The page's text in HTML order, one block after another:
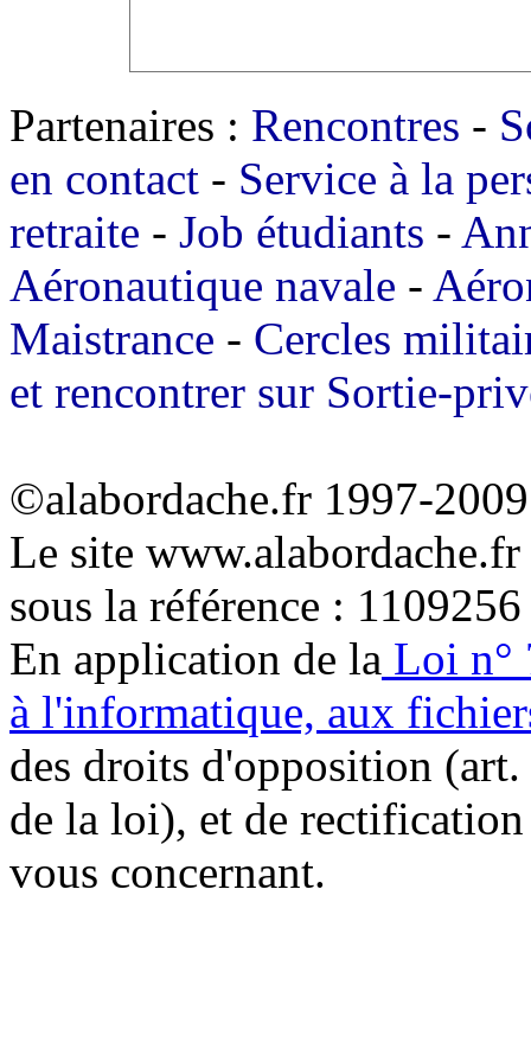
Partenaires : Rencontres -
en contact - Service à la
retraite - Job étudiants -
Aéronautique navale -
Maistrance - Cercles
et rencontrer sur Sortie-
©alabordache.fr 1997-
Le site
sous la référence : 1109256
En application de la Loi n°
à l'informatique, aux
des droits d'opposition
de la loi), et de
vous concernant.